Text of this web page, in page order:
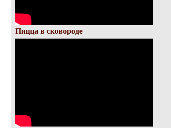
Пицца в сковороде